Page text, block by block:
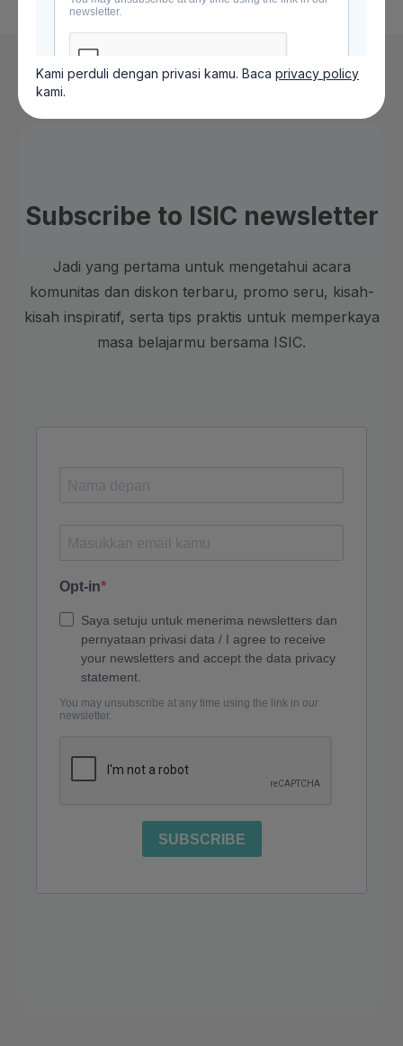
Subscribe to ISIC newsletter
Jadi yang pertama untuk mengetahui acara
komunitas dan diskon terbaru, promo seru, kisah-
kisah inspiratif, serta tips praktis untuk memperkaya
masa belajarmu bersama ISIC.
Kami perduli dengan privasi kamu. Baca privacy policy
kami.